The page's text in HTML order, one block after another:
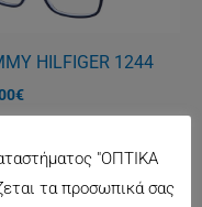
HILFIGER 1244
€
"ΟΠΤΙΚΑ
τα προσωπικά σας